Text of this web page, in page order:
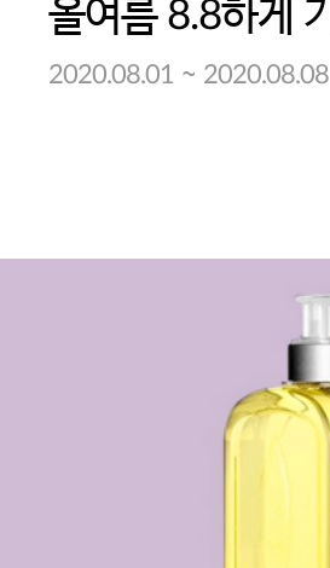
2020.08.01 ~ 2020.08.08